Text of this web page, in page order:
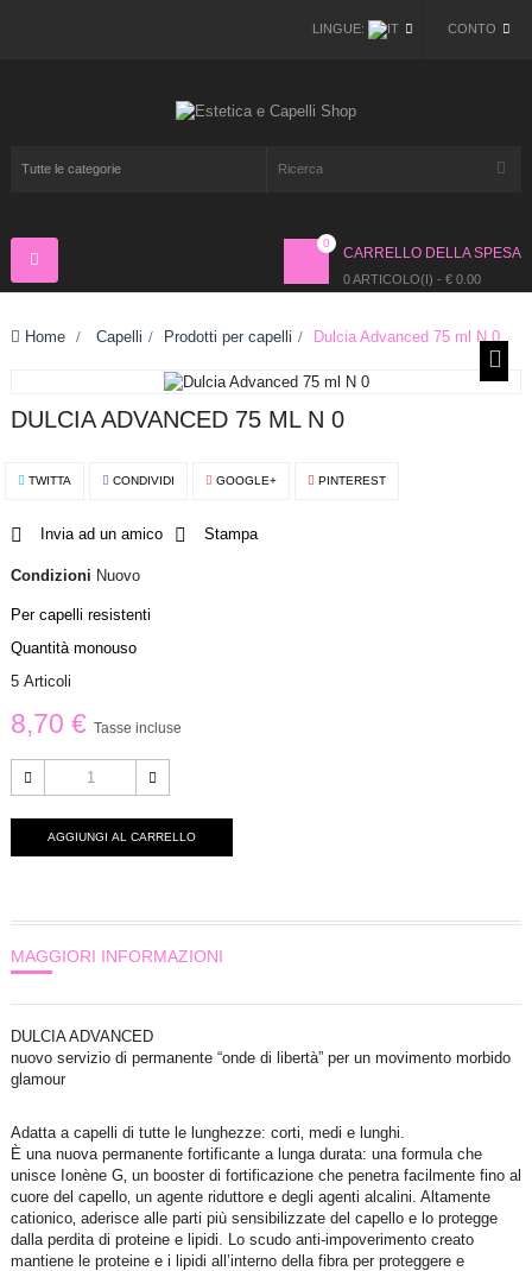
CONTO
LINGUE:
CARRELLO DELLA SPESA
0 ARTICOLO(I) - € 0.00
0
Navigazione
Toggle
Home > Capelli > Prodotti per capelli > Dulcia Advanced 75 ml N 0
DULCIA ADVANCED 75 ML N 0
TWITTA CONDIVIDI GOOGLE+ PINTEREST
Invia ad un amico Stampa
Condizioni Nuovo
Per capelli resistenti
Quantità monouso
5 Articoli
8,70 € Tasse incluse
AGGIUNGI AL CARRELLO
MAGGIORI INFORMAZIONI
DULCIA ADVANCED
nuovo servizio di permanente “onde di libertà” per un movimento morbido
glamour
Adatta a capelli di tutte le lunghezze: corti‚ medi e lunghi.
È una nuova permanente fortificante a lunga durata: una formula che
unisce Ionène G‚ un booster di fortificazione che penetra facilmente fino al
cuore del capello‚ un agente riduttore e degli agenti alcalini. Altamente
cationico‚ aderisce alle parti più sensibilizzate del capello e lo protegge
dalla perdita di proteine e lipidi. Lo scudo anti-impoverimento creato
mantiene le proteine e i lipidi all’interno della fibra per proteggere e